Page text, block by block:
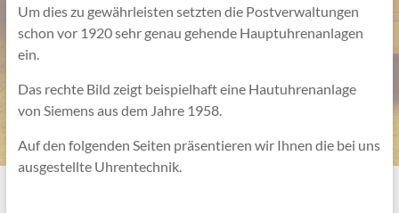
Um dies zu gewährleisten setzten die Postverwaltungen
schon vor 1920 sehr genau gehende Hauptuhrenanlagen
ein.
Das rechte Bild zeigt beispielhaft eine Hautuhrenanlage
von Siemens aus dem Jahre 1958.
Auf den folgenden Seiten präsentieren wir Ihnen die bei uns
ausgestellte Uhrentechnik.